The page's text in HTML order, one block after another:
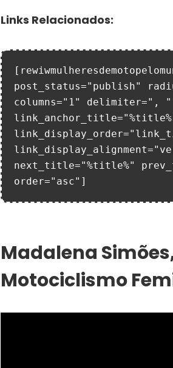
Links Relacionados:
post_status="publish"
columns="1" delimiter=",
next_title="%title%"
order="asc"]
Madalena
Motociclismo